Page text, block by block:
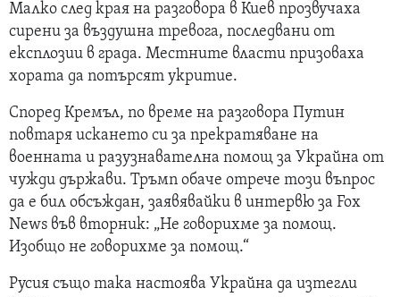
Малко след края на разговора в Киев прозвучаха
сирени за въздушна тревога, последвани от
експлозии в града. Местните власти призоваха
хората да потърсят укритие.
Според Кремъл, по време на разговора Путин
повтаря искането си за прекратяване на
военната и разузнавателна помощ за Украйна от
чужди държави. Тръмп обаче отрече този въпрос
да е бил обсъждан, заявявайки в интервю за Fox
News във вторник: „Не говорихме за помощ.
Изобщо не говорихме за помощ.“
Русия също така настоява Украйна да изтегли